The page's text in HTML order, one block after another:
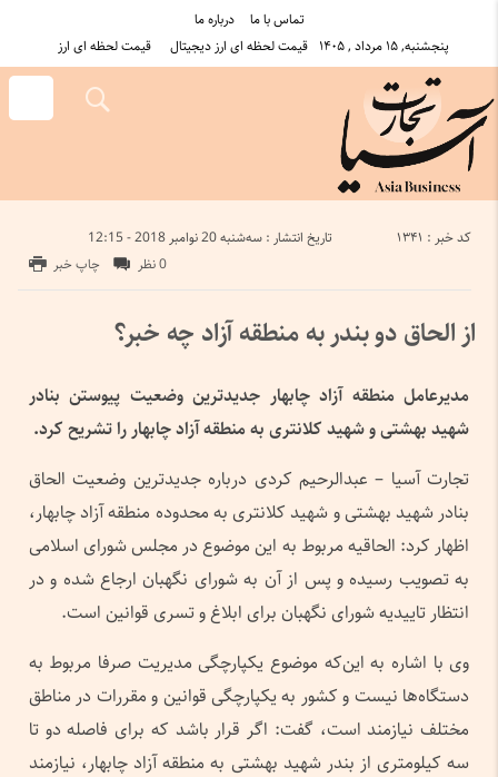
درباره ما
تماس با ما
پنجشنبه, ۱۵ مرداد , ۱۴۰۵
قیمت لحظه ای ارز دیجیتال قیمت لحظه ای ارز
تاریخ انتشار : سه‌شنبه 20 نوامبر 2018 - 12:15 کد خبر : 1341
چاپ خبر 0 نظر
از الحاق دو بندر به منطقه آزاد چه خبر؟
مدیرعامل منطقه آزاد چابهار جدیدترین وضعیت پیوستن بنادر
شهید بهشتی و شهید کلانتری به منطقه آزاد چابهار را تشریح کرد.
تجارت آسیا – عبدالرحیم کردی درباره جدیدترین وضعیت الحاق
بنادر شهید بهشتی و شهید کلانتری به محدوده منطقه آزاد چابهار،
اظهار کرد: الحاقیه مربوط به این موضوع در مجلس شورای اسلامی
به تصویب رسیده و پس از آن به شورای نگهبان ارجاع شده و در
انتظار تاییدیه شورای نگهبان برای ابلاغ و تسری قوانین است.
وی با اشاره به این‌که موضوع یکپارچگی مدیریت صرفا مربوط به
دستگاه‌ها نیست و کشور به یکپارچگی قوانین و مقررات در مناطق
مختلف نیازمند است، گفت: اگر قرار باشد که برای فاصله دو تا
سه کیلومتری از بندر شهید بهشتی به منطقه آزاد چابهار، نیازمند